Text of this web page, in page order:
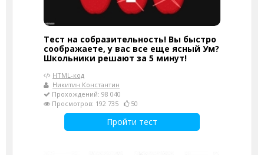
Тест на собразительность! Вы быстро
соображаете, у вас все еще ясный Ум?
Школьники решают за 5 минут!
HTML-код
Никитин Константин
Прохождений: 98 040
Просмотров: 192 735
50
Пройти тест